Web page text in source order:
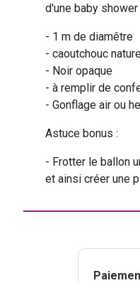
d'une baby
- 1 m de diamêtre
- caoutchouc
- Noir opaque
- à remplir de
- Gonflage air ou
Astuce bonus :
- Frotter le ballon
et ainsi créer une